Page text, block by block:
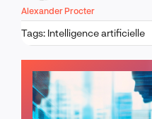
Alexander Procter
Tags: Intelligence artificielle